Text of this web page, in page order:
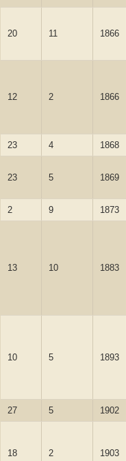
20 11 1866
12 2 1866
23 4 1868
23 5 1869
2 9 1873
13 10 1883
10 5 1893
27 5 1902
18 2 1903